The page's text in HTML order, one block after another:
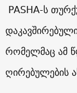
PASHA-ს
რომელმაც ამ
ღირებულების